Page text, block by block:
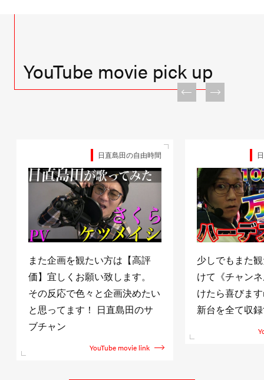
YouTube movie pick up
日直島田の自由時間
また企画を観たい方は【高評
価】宜しくお願い致します。
その反応で色々と企画決めたい
と思ってます！ 日直島田のサ
ブチャン
YouTube movie link
少しでもまた
けて《チャン
けたら喜びま
新台を全て収